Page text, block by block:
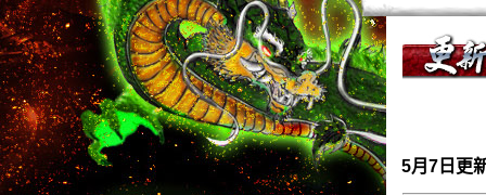
5月7日更